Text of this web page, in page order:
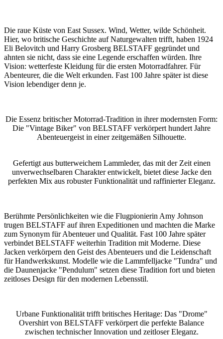
Die raue Küste von East Sussex. Wind, Wetter, wilde Schönheit.
Hier, wo britische Geschichte auf Naturgewalten trifft, haben 1924
Eli Belovitch und Harry Grosberg BELSTAFF gegründet und
ahnten sie nicht, dass sie eine Legende erschaffen würden. Ihre
Vision: wetterfeste Kleidung für die ersten Motorradfahrer. Für
Abenteurer, die die Welt erkunden. Fast 100 Jahre später ist diese
Vision lebendiger denn je.
Die Essenz britischer Motorrad-Tradition in ihrer modernsten Form:
Die "Vintage Biker" von BELSTAFF verkörpert hundert Jahre
Abenteuergeist in einer zeitgemäßen Silhouette.
Gefertigt aus butterweichem Lammleder, das mit der Zeit einen
unverwechselbaren Charakter entwickelt, bietet diese Jacke den
perfekten Mix aus robuster Funktionalität und raffinierter Eleganz.
Berühmte Persönlichkeiten wie die Flugpionierin Amy Johnson
trugen BELSTAFF auf ihren Expeditionen und machten die Marke
zum Synonym für Abenteuer und Qualität. Fast 100 Jahre später
verbindet BELSTAFF weiterhin Tradition mit Moderne. Diese
Jacken verkörpern den Geist des Abenteuers und die Leidenschaft
für Handwerkskunst. Modelle wie die Lammfelljacke "Tundra" und
die Daunenjacke "Pendulum" setzen diese Tradition fort und bieten
zeitloses Design für den modernen Lebensstil.
Urbane Funktionalität trifft britisches Heritage: Das "Drome"
Overshirt von BELSTAFF verkörpert die perfekte Balance
zwischen technischer Innovation und zeitloser Eleganz.